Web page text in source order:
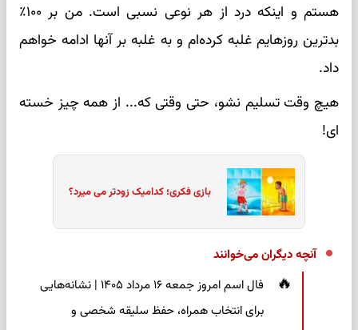
هستم و اینکه درد از هر نوعی نسبی است. من بر ۱۰۰٪
بدترین روزهایم غلبه کرده‌ام و به غلبه بر آنها ادامه خواهم
داد.
هیچ وقت تسلیم نشو، حتی وقتی که... از همه چیز خسته
ای!
بازی فکری؛ کدامیک زودتر می میرد؟
آنچه دیگران می‌خوانند
فال اسم امروز جمعه ۱۶ مرداد ۱۴۰۵ | نشانه‌هایی
برای انتخاب همراه، حفظ سلیقه شخصی و